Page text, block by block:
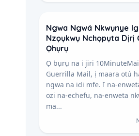
Ngwa Ngwá Nkwụnye
Nzọụkwụ Nchọpụta Dịrị
Ọhụrụ
Ọ bụrụ na i jiri
Guerrilla Mail, ị maara otú
ngwa na ịdị mfe. Ị na-
ozi na-echefu, na-enweta
ma...